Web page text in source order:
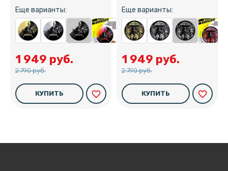
Еще варианты:
1 949 руб.
2 790 руб.
КУПИТЬ favorite_border
Еще варианты:
1 949 руб.
2 790 руб.
КУПИТЬ favorite_border